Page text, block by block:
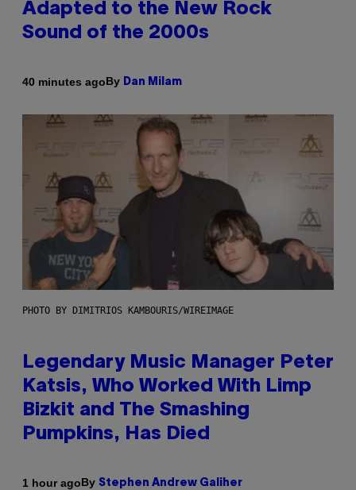
Adapted to the New Rock
Sound of the 2000s
40 minutes agoBy Dan Milam
PHOTO BY DIMITRIOS KAMBOURIS/WIREIMAGE
Legendary Music Manager Peter
Katsis, Who Worked With Limp
Bizkit and The Smashing
Pumpkins, Has Died
1 hour agoBy Stephen Andrew Galiher